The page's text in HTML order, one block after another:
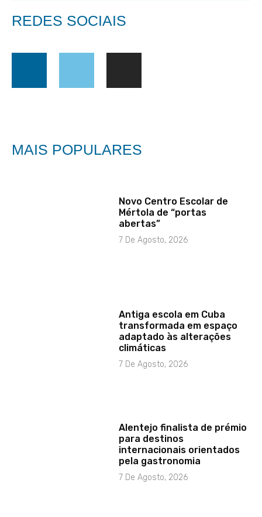
REDES SOCIAIS
MAIS POPULARES
Novo Centro Escolar de
Mértola de “portas
abertas”
7 De Agosto, 2026
Antiga escola em Cuba
transformada em espaço
adaptado às alterações
climáticas
7 De Agosto, 2026
Alentejo finalista de prémio
para destinos
internacionais orientados
pela gastronomia
7 De Agosto, 2026